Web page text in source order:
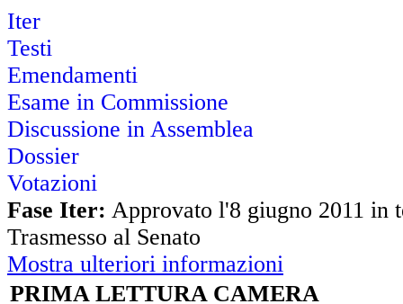
Iter
Testi
Emendamenti
Esame in Commissione
Discussione in Assemblea
Dossier
Votazioni
Fase Iter: Approvato l'8 giugno 2011 in
Trasmesso al Senato
Mostra ulteriori informazioni
PRIMA LETTURA CAMERA